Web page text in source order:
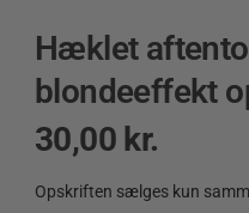
Hæklet
blondeeffekt
30,00 kr.
Opskriften sælges kun